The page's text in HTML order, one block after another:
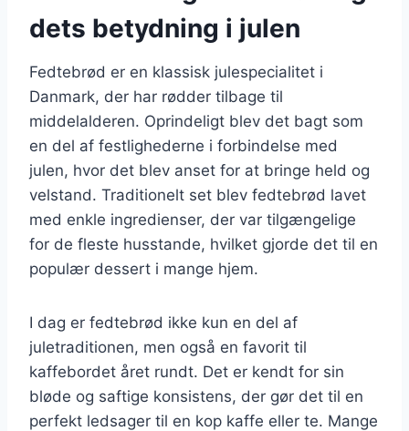
dets betydning i julen
Fedtebrød er en klassisk julespecialitet i
Danmark, der har rødder tilbage til
middelalderen. Oprindeligt blev det bagt som
en del af festlighederne i forbindelse med
julen, hvor det blev anset for at bringe held og
velstand. Traditionelt set blev fedtebrød lavet
med enkle ingredienser, der var tilgængelige
for de fleste husstande, hvilket gjorde det til en
populær dessert i mange hjem.
I dag er fedtebrød ikke kun en del af
juletraditionen, men også en favorit til
kaffebordet året rundt. Det er kendt for sin
bløde og saftige konsistens, der gør det til en
perfekt ledsager til en kop kaffe eller te. Mange